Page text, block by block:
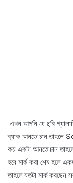
এখন আপনি যে ছবি
ব্যাক আনতে চান তাহলে
কয় একটা আনতে চান
হবে মার্ক করা শেষ হলে
তাহলে যতটা মার্ক করছেন